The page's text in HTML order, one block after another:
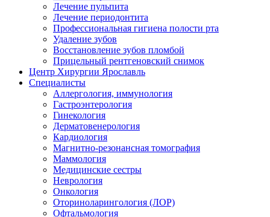
Лечение пульпита
Лечение периодонтита
Профессиональная гигиена полости рта
Удаление зубов
Восстановление зубов пломбой
Прицельный рентгеновский снимок
Центр Хирургии Ярославль
Специалисты
Аллергология, иммунология
Гастроэнтерология
Гинекология
Дерматовенерология
Кардиология
Магнитно-резонансная томография
Маммология
Медицинские сестры
Неврология
Онкология
Оториноларингология (ЛОР)
Офтальмология